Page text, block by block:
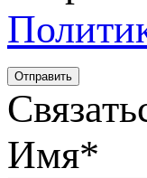
Имя*